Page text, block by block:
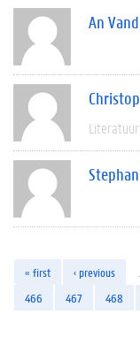
An
« first ‹ previous
466
467 468